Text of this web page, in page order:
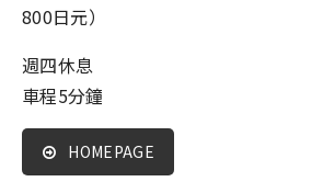
800日元）
週四休息
車程5分鐘
HOMEPAGE